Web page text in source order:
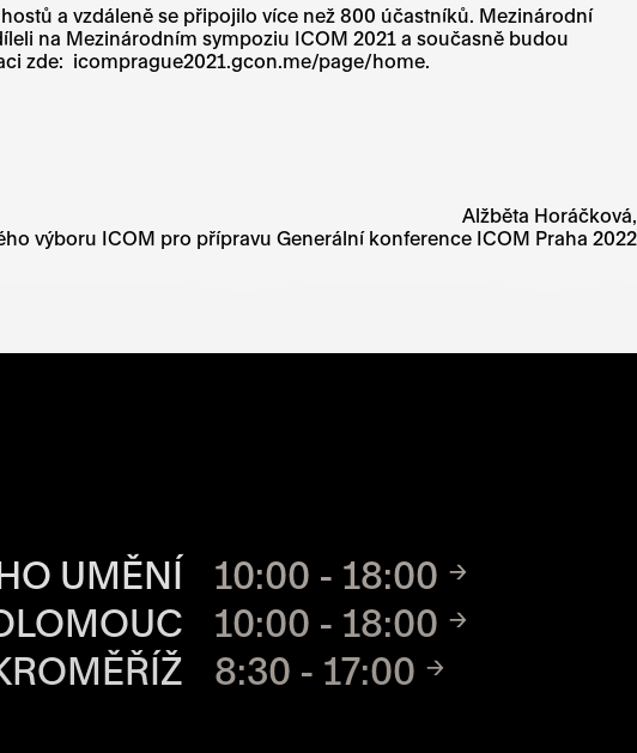
a vzdáleně se připojilo více než 800 účastníků. Mezinárodní
na Mezinárodním sympoziu ICOM 2021 a současně budou
zde: icomprague2021.gcon.me/page/home.
Alžběta Horáčková,
výboru ICOM pro přípravu Generální konference ICOM Praha 2022
MÍST
UMĚNÍ
10:00 - 18:00
10:00 - 18:00
8:30 - 17:00